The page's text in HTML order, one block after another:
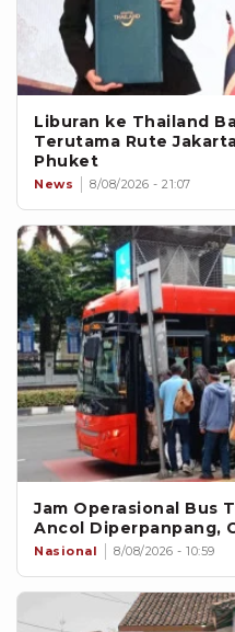
Liburan ke Thailand
Terutama Rute
Phuket
News 8/08/2026 - 21:07
Jam Operasional Bus
Ancol Diperpanpang,
Nasional 8/08/2026 - 10:59